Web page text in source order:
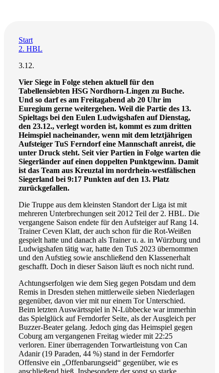
Start
2. HBL
3.12.
Vier Siege in Folge stehen aktuell für den
Tabellensiebten HSG Nordhorn-Lingen zu Buche.
Und so darf es am Freitagabend ab 20 Uhr im
Euregium gerne weitergehen. Weil die Partie des 13.
Spieltags bei den Eulen Ludwigshafen auf Dienstag,
den 23.12., verlegt worden ist, kommt es zum dritten
Heimspiel nacheinander, wenn mit dem letztjährigen
Aufsteiger TuS Ferndorf eine Mannschaft anreist, die
unter Druck steht. Seit vier Partien in Folge warten die
Siegerländer auf einen doppelten Punktgewinn. Damit
ist das Team aus Kreuztal im nordrhein-westfälischen
Siegerland bei 9:17 Punkten auf den 13. Platz
zurückgefallen.
Die Truppe aus dem kleinsten Standort der Liga ist mit
mehreren Unterbrechungen seit 2012 Teil der 2. HBL. Die
vergangene Saison endete für den Aufsteiger auf Rang 14.
Trainer Ceven Klatt, der auch schon für die Rot-Weißen
gespielt hatte und danach als Trainer u. a. in Würzburg und
Ludwigshafen tätig war, hatte den TuS 2023 übernommen
und den Aufstieg sowie anschließend den Klassenerhalt
geschafft. Doch in dieser Saison läuft es noch nicht rund.
Achtungserfolgen wie dem Sieg gegen Potsdam und dem
Remis in Dresden stehen mittlerweile sieben Niederlagen
gegenüber, davon vier mit nur einem Tor Unterschied.
Beim letzten Auswärtsspiel in N-Lübbecke war immerhin
das Spielglück auf Ferndorfer Seite, als der Ausgleich per
Buzzer-Beater gelang. Jedoch ging das Heimspiel gegen
Coburg am vergangenen Freitag wieder mit 22:25
verloren. Einer überragenden Torwartleistung von Can
Adanir (19 Paraden, 44 %) stand in der Ferndorfer
Offensive ein „Offenbarungseid“ gegenüber, wie es